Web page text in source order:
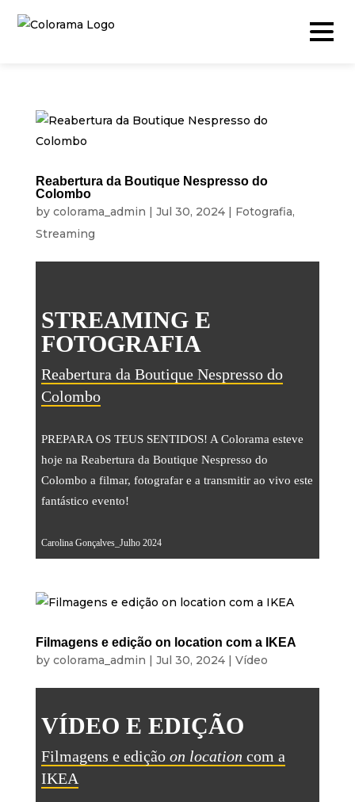
Vídeo
Fotografia
Live Events
Ecrãs & Projeção
Design & Estratégia
Websites
Filmes & Séries
ALUGUER
Equipamento
SOBRE NÓS
Reabertura da Boutique Nespresso do
Colombo
by colorama_admin | Jul 30, 2024| Fotografia,
Streaming
STREAMING E
FOTOGRAFIA
Reabertura da Boutique Nespresso do
Colombo
PREPARA OS TEUS SENTIDOS! A Colorama esteve
hoje na Reabertura da Boutique Nespresso do
Colombo a filmar, fotografar e a transmitir ao vivo este
fantástico evento!
Carolina Gonçalves_Julho 2024
Filmagens e edição on location com a IKEA
by colorama_admin Jul 30, 2024| Vídeo
VÍDEO E EDIÇÃO
Filmagens e edição on location com a
IKEA